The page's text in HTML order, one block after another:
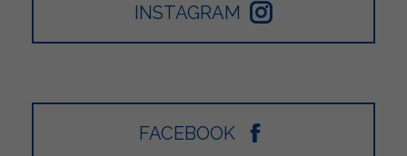
INSTAGRAM
FACEBOOK